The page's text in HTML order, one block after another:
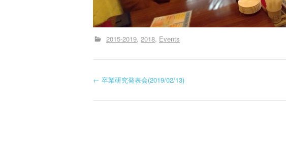
2015-2019 2018 Events
投
← 卒業研究発表会(2019/02/13)